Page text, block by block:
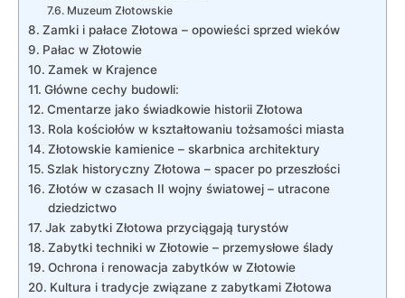
Muzeum Złotowskie
Zamki i pałace Złotowa – opowieści sprzed⁣ wieków
Pałac ​w Złotowie
Zamek w⁤ Krajence
Główne cechy budowli:
Cmentarze jako świadkowie historii Złotowa
Rola kościołów w kształtowaniu tożsamości miasta
Złotowskie kamienice ⁣– ‍skarbnica architektury
Szlak historyczny ‌Złotowa – spacer po przeszłości
Złotów w czasach II wojny światowej⁤ – utracone
dziedzictwo
Jak zabytki Złotowa przyciągają turystów
Zabytki techniki w‍ Złotowie – przemysłowe ślady
Ochrona i renowacja⁣ zabytków w Złotowie
Kultura i tradycje związane z‍ zabytkami Złotowa